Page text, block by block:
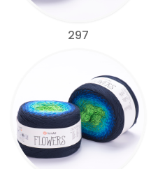
297